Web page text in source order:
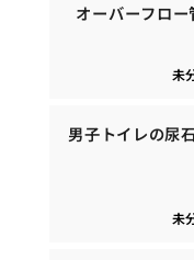
オーバーフロ
未
男子トイレの尿
未